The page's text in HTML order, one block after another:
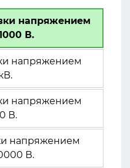
напряжением
В.
напряжением
напряжением
В.
напряжением
В.